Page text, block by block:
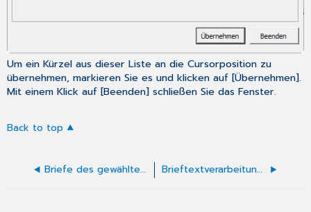
Um ein Kürzel aus dieser Liste an die Cursorposition zu
übernehmen, markieren Sie es und klicken auf [Übernehmen].
Mit einem Klick auf [Beenden] schließen Sie das Fenster.
Back to top
Briefe des gewählten Patienten bearbeiten Brieftextverarbeitung mit Word